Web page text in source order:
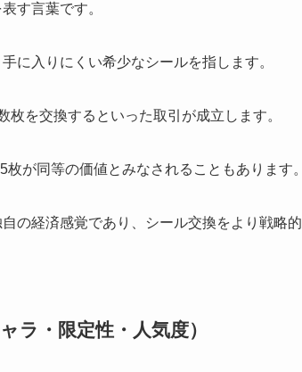
す言葉です。
に入りにくい希少なシールを指します。
を交換するといった取引が成立します。
が同等の価値とみなされることもあります。
の経済感覚であり、シール交換をより戦略的
ラ・限定性・人気度）